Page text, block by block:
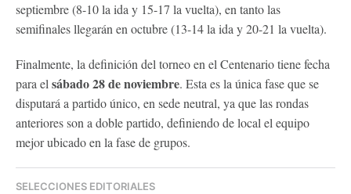
septiembre (8-10 la ida y 15-17 la vuelta), en tanto las
semifinales llegarán en octubre (13-14 la ida y 20-21 la vuelta).
Finalmente, la definición del torneo en el Centenario tiene fecha
para el sábado 28 de noviembre. Esta es la única fase que se
disputará a partido único, en sede neutral, ya que las rondas
anteriores son a doble partido, definiendo de local el equipo
mejor ubicado en la fase de grupos.
SELECCIONES EDITORIALES